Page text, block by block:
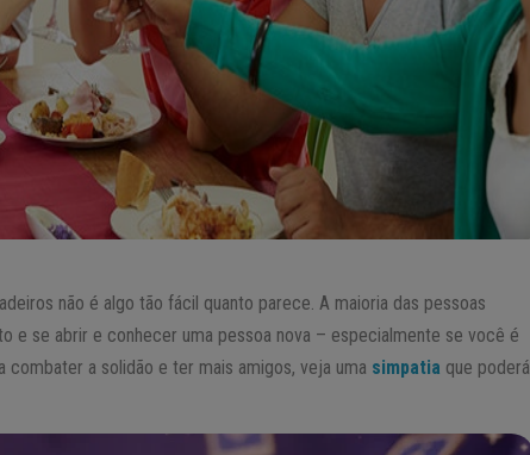
não é algo tão fácil quanto parece. A maioria das pessoas
e se abrir e conhecer uma pessoa nova – especialmente se você é
a solidão e ter mais amigos, veja uma simpatia que poderá